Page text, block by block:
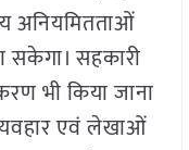
अनियमितताओं
सकेगा। सहकारी
भी किया जाना
एवं लेखाओं